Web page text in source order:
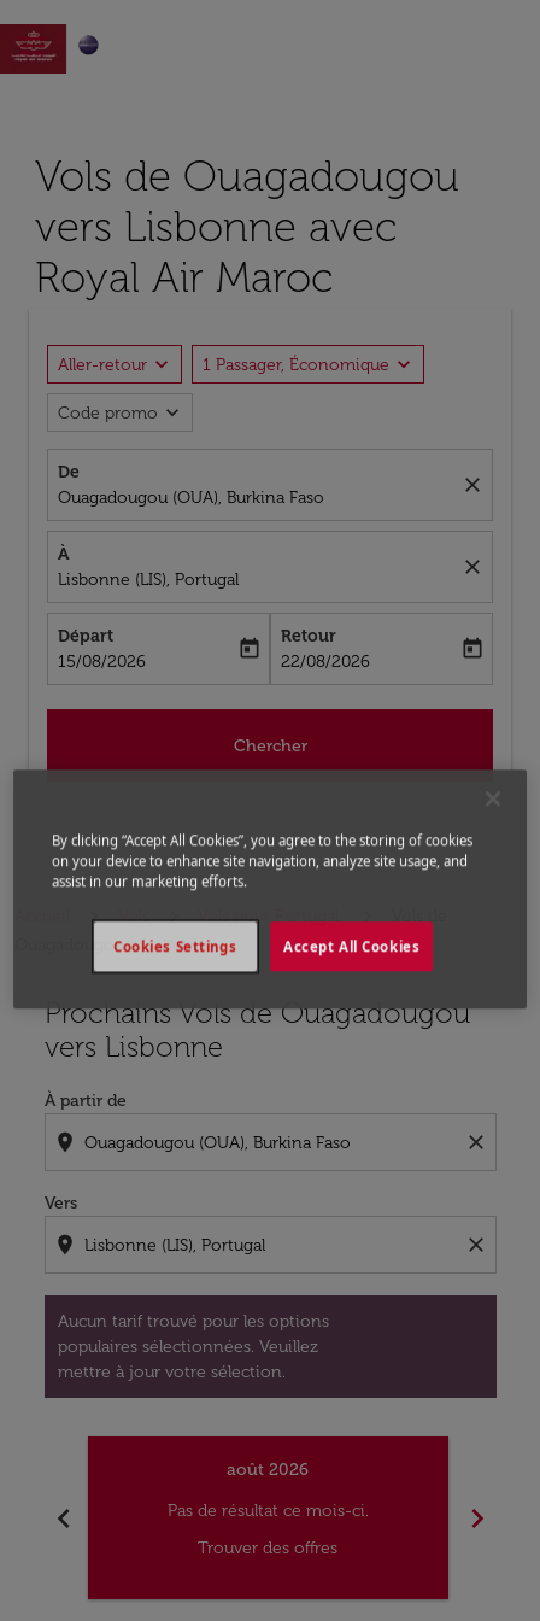

Vols de Ouagadougou
vers Lisbonne avec
Royal Air Maroc
Aller-retour expand_more 1 Passager, Économique expand_more
Code promo expand_more
De
Ouagadougou (OUA), Burkina Faso
close
À
Lisbonne (LIS), Portugal
close
Départ
fc-booking-departure-date-aria-label
15/08/2026
today
Retour
fc-booking-return-date-aria-label
22/08/2026
today
Chercher
Vols Vols pour Portugal
Ouagadougou a Lisbonne
Prochains Vols de Ouagadougou
vers Lisbonne
À partir de
location_on close
Vers
location_on close
Aucun tarif trouvé pour les options
populaires sélectionnées. Veuillez
mettre à jour votre sélection.
Aucun tarif trouvé pour les options populaires
chevron_left
août 2026
Pas de résultat ce mois-ci.
Trouver des offres
chevron_right
By clicking “Accept All Cookies”, you agree to the storing of cookies
on your device to enhance site navigation, analyze site usage, and
assist in our marketing efforts.
Accept All Cookies
Cookies Settings